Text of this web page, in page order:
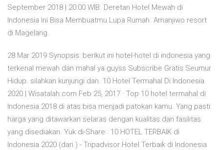
September 2018 | 20:00 WIB. Deretan Hotel Mewah di
Indonesia Ini Bisa Membuatmu Lupa Rumah. Amanjiwo resort
di Magelang.
28 Mar 2019 Synopsis: berikut ini hotel-hotel di indonesia yang
terkenal mewah dan mahal ya guyss Subscribe Gratis Seumur
Hidup. silahkan kunjungi dan 10 Hotel Termahal Di Indonesia
2020 | Wisatalah.com Feb 25, 2017 · Top 10 hotel termahal di
Indonesia 2018 di atas bisa menjadi patokan kamu. Yang pasti
harga yang ditawarkan selaras dengan kualitas dan fasilitas
yang disediakan. Yuk di-Share : 10 HOTEL TERBAIK di
Indonesia 2020 (dari ) - Tripadvisor Hotel Terbaik di Indonesia